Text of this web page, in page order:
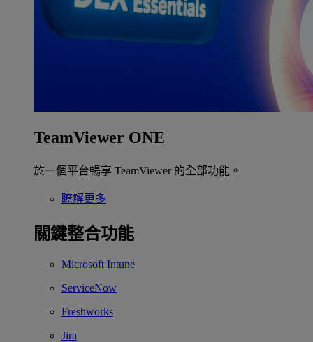
TeamViewer ONE
於一個平台暢享 TeamViewer 的全部功能。
瞭解更多
關鍵整合功能
Microsoft Intune
ServiceNow
Freshworks
Jira